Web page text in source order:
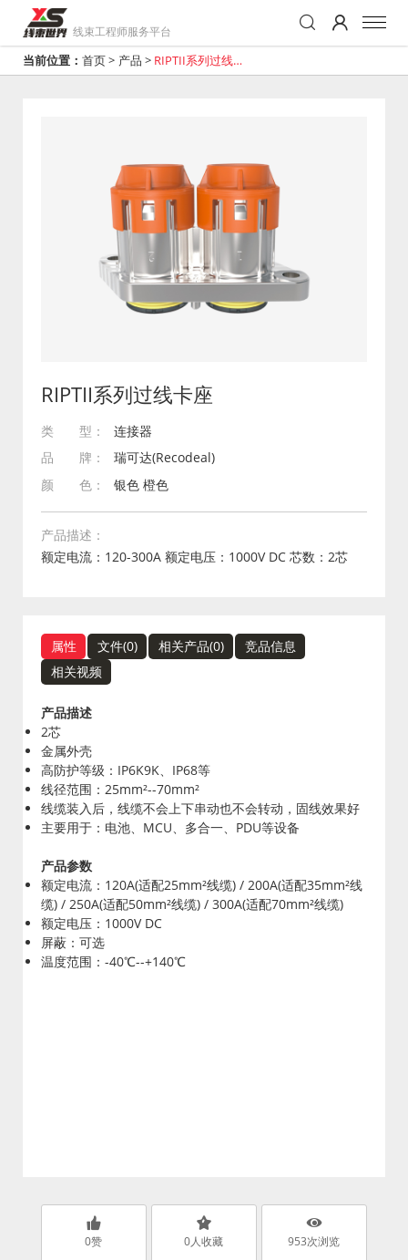
线束工程师服务平台
当前位置： 首页> 产品 > RIPTII系列过线卡
RIPTII系列过线卡座
类 型：
连接器
品 牌：
瑞可达(Recodeal)
颜 色：
银色 橙色
产品描述：
额定电流：120-300A 额定电压：1000V DC 芯数：2芯
属性 文件(0) 相关产品(0)
竞品信息
相关视频
产品描述
2芯
金属外壳
高防护等级：IP6K9K、IP68等
线径范围：25mm²--70mm²
线缆装入后，线缆不会上下串动也不会转动，固线效果好
主要用于：电池、MCU、多合一、PDU等设备
产品参数
额定电流：120A(适配25mm²线缆) / 200A(适配35mm²线
缆) / 250A(适配50mm²线缆) / 300A(适配70mm²线缆)
额定电压：1000V DC
屏蔽：可选
温度范围：-40℃--+140℃
0赞 0人收藏 953次浏览